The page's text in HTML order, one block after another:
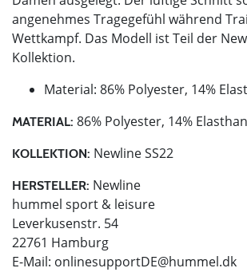
angenehmes Tragegefühl während
Wettkampf. Das Modell ist Teil der
Kollektion.
Material: 86% Polyester, 14%
MATERIAL: 86% Polyester, 14% Elasthan
KOLLEKTION: Newline SS22
HERSTELLER: Newline
hummel sport & leisure
Leverkusenstr. 54
22761 Hamburg
E-Mail: onlinesupportDE@hummel.dk